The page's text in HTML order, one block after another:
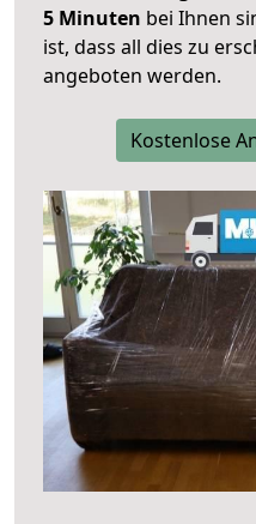
5 Minuten bei Ihnen
ist, dass all dies zu
angeboten werden.
Kostenlose